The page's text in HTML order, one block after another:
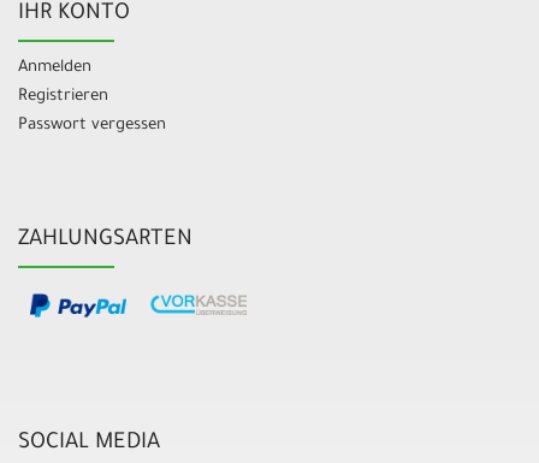
IHR KONTO
Anmelden
Registrieren
Passwort vergessen
ZAHLUNGSARTEN
SOCIAL MEDIA